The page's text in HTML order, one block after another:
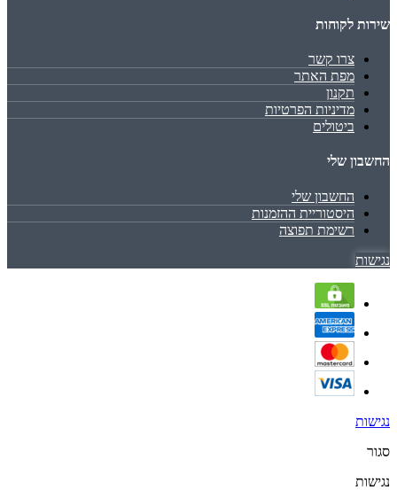
שירות לקוחות
צרו קשר
מפת האתר
תקנון
מדיניות הפרטיות
ביטולים
החשבון שלי
החשבון שלי
היסטוריית ההזמנות
רשימת תפוצה
נגישות
נגישות
סגור
נגישות